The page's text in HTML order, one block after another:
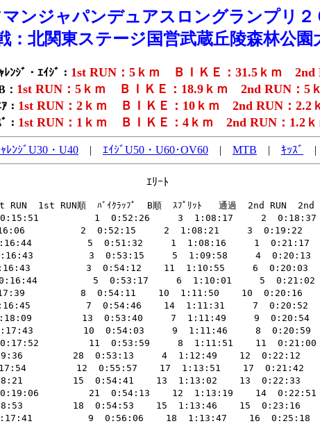
マンジャパンデュアスロングランプリ２
：北関東ステージ国営武蔵丘陵森林公園
ﾝｼﾞ・ｴｲｼﾞ： 1st RUN：5ｋｍ ＢＩＫＥ：31.5ｋｍ 2nd
： 1st RUN：5ｋｍ ＢＩＫＥ：18.9ｋｍ 2nd RUN：5
： 1st RUN：2ｋｍ ＢＩＫＥ：10ｋｍ 2nd RUN：2.2
： 1st RUN：1ｋｍ ＢＩＫＥ：4ｋｍ 2nd RUN：1.2ｋ
ﾚﾝｼﾞU30・U40 | ｴｲｼﾞU50・U60･OV60 | MTB | ｷｯｽﾞ
ｴﾘｰﾄ
録  1st RUN  1st RUN順  ﾊﾞｲｸﾗｯﾌﾟ  B順  ｽﾌﾟﾘ
1  0:52:26     3  1:08:17     2
0:16:06          2  0:52:15     2  1:08:21
5  0:51:32     1  1:08:16     1
0:16:43          3  0:53:15     5  1:09:58     4
0:16:43          3  0:54:12    11  1:10:55
5  0:53:17     6  1:10:01     5
0:17:39          8  0:54:11    10
0:16:45          7  0:54:46    14  1:11:31
13  0:53:40     7  1:11:49     9
0:17:43         10  0:54:03     9  1:11:46     8
11  0:53:59     8  1:11:51    11
0:19:36         28  0:53:13     4
0:17:54         12  0:55:57    17  1:13:51
0:18:21         15  0:54:41    13  1:13:02
21  0:54:13    12  1:13:19    14
0:18:53         18  0:54:53    15
9  0:56:06    18  1:13:47    16